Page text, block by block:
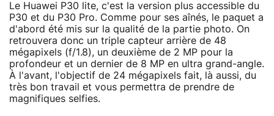
Le Huawei P30 lite, c'est la version plus accessible du
P30 et du P30 Pro. Comme pour ses aînés, le paquet a
d'abord été mis sur la qualité de la partie photo. On
retrouvera donc un triple capteur arrière de 48
mégapixels (f/1.8), un deuxième de 2 MP pour la
profondeur et un dernier de 8 MP en ultra grand-angle.
À l'avant, l'objectif de 24 mégapixels fait, là aussi, du
très bon travail et vous permettra de prendre de
magnifiques selfies.